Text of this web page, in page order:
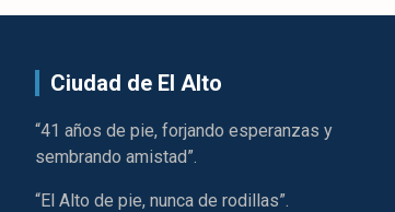
Ciudad de El Alto
“41 años de pie, forjando esperanzas y
sembrando amistad”.
“El Alto de pie, nunca de rodillas”.